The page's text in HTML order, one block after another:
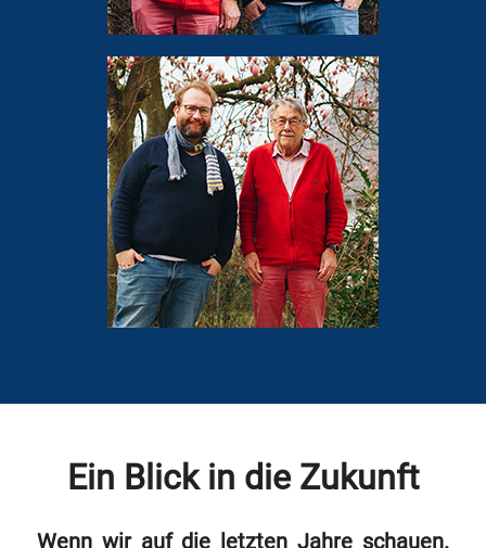
Ein Blick in die Zukunft
Wenn wir auf die letzten Jahre schauen.